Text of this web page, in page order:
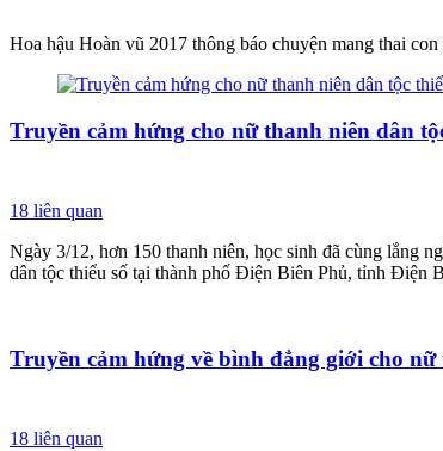
Hoa hậu Hoàn vũ 2017 thông báo chuyện mang thai
Truyền cảm hứng cho nữ thanh niên dân
18 liên quan
Ngày 3/12, hơn 150 thanh niên, học sinh đã cùng lắng
dân tộc thiểu số tại thành phố Điện Biên Phủ, tỉnh Điện
Truyền cảm hứng về bình đẳng giới cho
18 liên quan